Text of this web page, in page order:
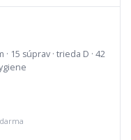
15 súprav · trieda D · 42
· ExtraHygiene